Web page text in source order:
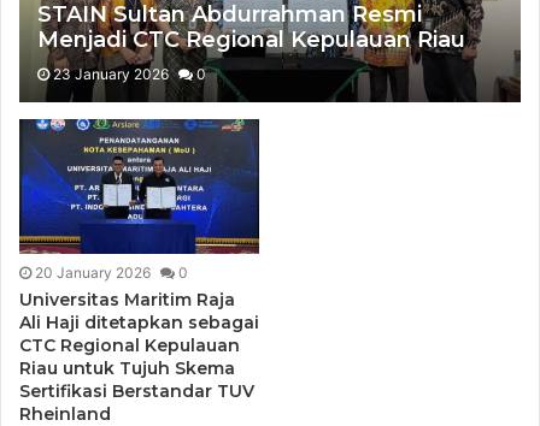
STAIN Sultan Abdurrahman Resmi
Menjadi CTC Regional Kepulauan Riau
untuk Kampus Berbasis Agama dalam
Enam Skema Sertifikasi Kompetensi
Berbasis SKPI
23 January 2026 0
20 January 2026 0
Universitas Maritim Raja
Ali Haji ditetapkan sebagai
CTC Regional Kepulauan
Riau untuk Tujuh Skema
Sertifikasi Berstandar TUV
Rheinland